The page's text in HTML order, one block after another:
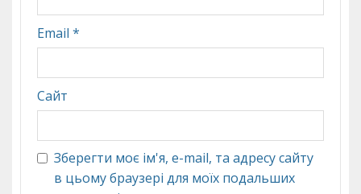
Email *
Сайт
Зберегти моє ім'я, e-mail, та адресу сайту
в цьому браузері для моїх подальших